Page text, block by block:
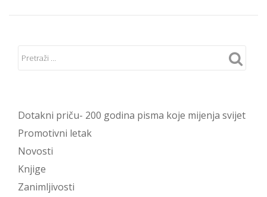
Dotakni priču- 200 godina pisma koje mijenja svijet
Promotivni letak
Novosti
Knjige
Zanimljivosti